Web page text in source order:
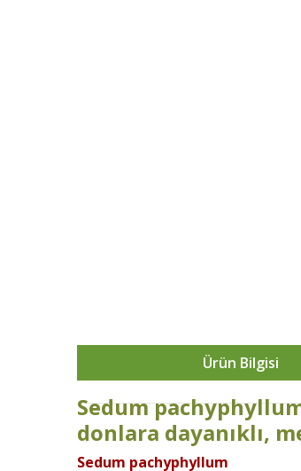
Ürün Bilgisi
Sedum
donlara dayanıklı,
Sedum pachyphyllum